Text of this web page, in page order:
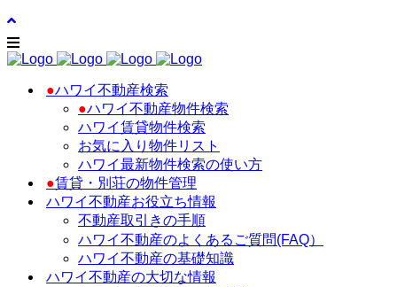
●ハワイ不動産検索
●ハワイ不動産物件検索
ハワイ賃貸物件検索
お気に入り物件リスト
ハワイ最新物件検索の使い方
●賃貸・別荘の物件管理
ハワイ不動産お役立ち情報
不動産取引きの手順
ハワイ不動産のよくあるご質問(FAQ）
ハワイ不動産の基礎知識
ハワイ不動産の大切な情報